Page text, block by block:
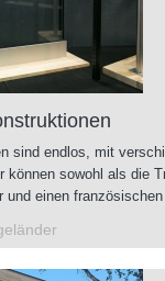
sind endlos, mit
können sowohl als die
und einen
montiert werden.